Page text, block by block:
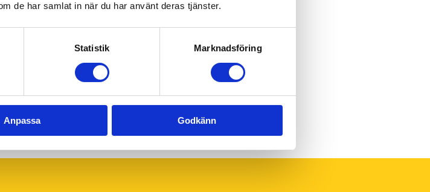
de har samlat in när du har använt deras tjänster.
Statistik Marknadsföring
Anpassa Godkänn